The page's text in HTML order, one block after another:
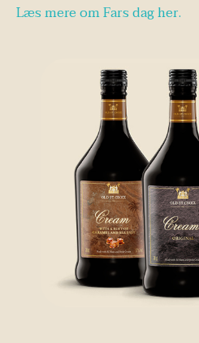
Læs mere om Fars dag her.